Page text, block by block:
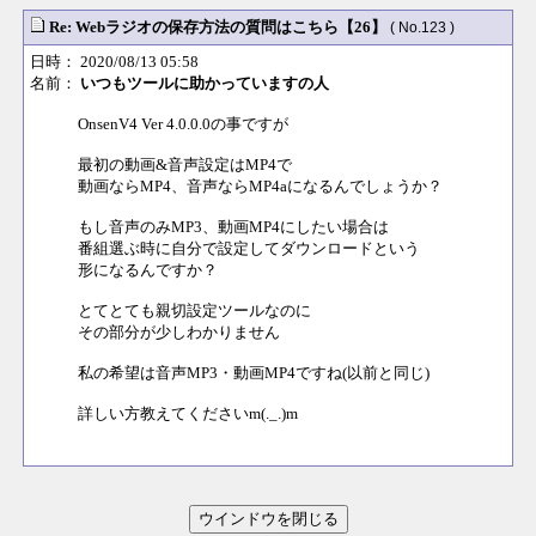
Re: Webラジオの保存方法の質問はこちら【26】 ( No.123 )
日時： 2020/08/13 05:58
名前： いつもツールに助かっていますの人
OnsenV4 Ver 4.0.0.0の事ですが
最初の動画&音声設定はMP4で
動画ならMP4、音声ならMP4aになるんでしょうか？
もし音声のみMP3、動画MP4にしたい場合は
番組選ぶ時に自分で設定してダウンロードという
形になるんですか？
とてとても親切設定ツールなのに
その部分が少しわかりません
私の希望は音声MP3・動画MP4ですね(以前と同じ)
詳しい方教えてくださいm(._.)m